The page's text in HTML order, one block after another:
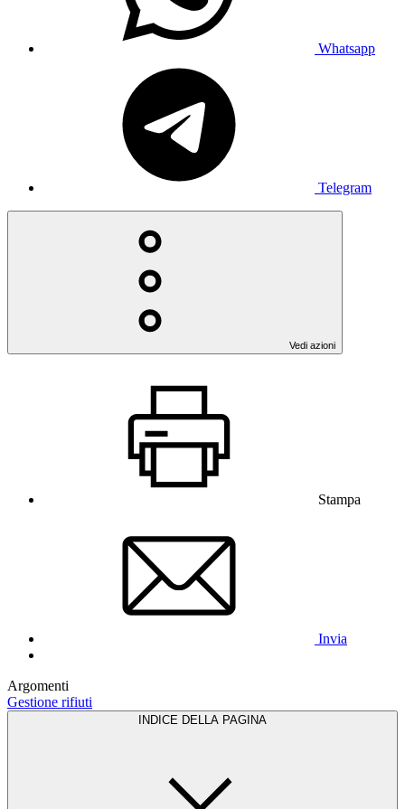
Whatsapp
Telegram
Vedi azioni
Stampa
Invia
Argomenti
Gestione rifiuti
INDICE DELLA PAGINA